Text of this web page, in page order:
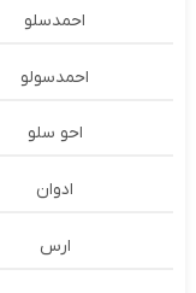
احمدسلو
احمدسولو
احو سلو
ادوان
ارس